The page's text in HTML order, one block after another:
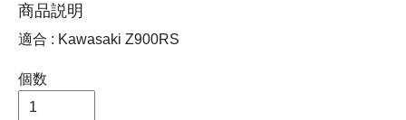
商品説明
適合 : Kawasaki Z900RS
個数